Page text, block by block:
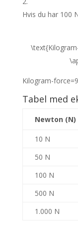
Hvis du har 100
Kilogram-force=9
Tabel med
Newton (N)
10 N
50 N
100 N
500 N
1.000 N